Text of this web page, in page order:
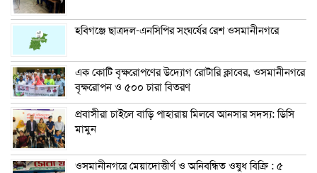
হবিগঞ্জে ছাত্রদল-এনসিপির সংঘর্ষের রেশ ওসমানীনগরে
এক কোটি বৃক্ষরোপণের উদ্যোগ রোটারি ক্লাবের, ওসমানীনগরে
বৃক্ষরোপন ও ৫০০ চারা বিতরণ
প্রবাসীরা চাইলে বাড়ি পাহারায় মিলবে আনসার সদস্য: ডিসি
মামুন
ওসমানীনগরে মেয়াদোত্তীর্ণ ও অনিবন্ধিত ওষুধ বিক্রি : ৫